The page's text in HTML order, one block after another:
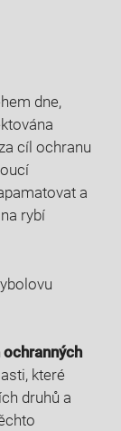
dne,
cíl ochranu
a
rybí
které
druhů a